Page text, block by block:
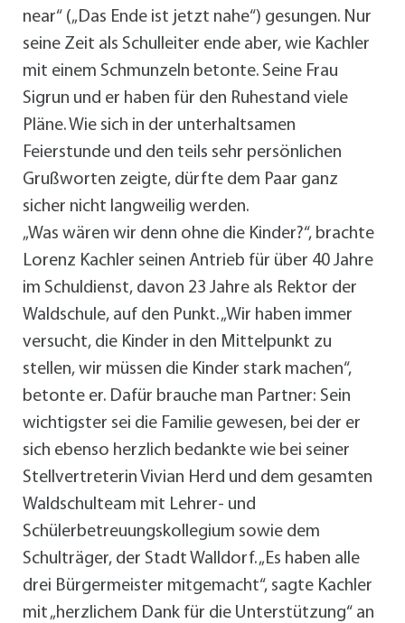
near“ („Das Ende ist jetzt nahe“) gesungen. Nur
seine Zeit als Schulleiter ende aber, wie Kachler
mit einem Schmunzeln betonte. Seine Frau
Sigrun und er haben für den Ruhestand viele
Pläne. Wie sich in der unterhaltsamen
Feierstunde und den teils sehr persönlichen
Grußworten zeigte, dürfte dem Paar ganz
sicher nicht langweilig werden.
„Was wären wir denn ohne die Kinder?“, brachte
Lorenz Kachler seinen Antrieb für über 40 Jahre
im Schuldienst, davon 23 Jahre als Rektor der
Waldschule, auf den Punkt. „Wir haben immer
versucht, die Kinder in den Mittelpunkt zu
stellen, wir müssen die Kinder stark machen“,
betonte er. Dafür brauche man Partner: Sein
wichtigster sei die Familie gewesen, bei der er
sich ebenso herzlich bedankte wie bei seiner
Stellvertreterin Vivian Herd und dem gesamten
Waldschulteam mit Lehrer- und
Schülerbetreuungskollegium sowie dem
Schulträger, der Stadt Walldorf. „Es haben alle
drei Bürgermeister mitgemacht“, sagte Kachler
mit „herzlichem Dank für die Unterstützung“ an